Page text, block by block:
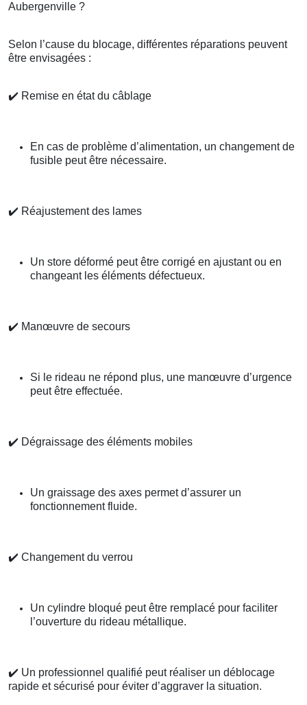
Aubergenville ?
Selon l’cause du blocage, différentes réparations peuvent
être envisagées :
✔️ Remise en état du câblage
En cas de problème d’alimentation, un changement de
fusible peut être nécessaire.
✔️ Réajustement des lames
Un store déformé peut être corrigé en ajustant ou en
changeant les éléments défectueux.
✔️ Manœuvre de secours
Si le rideau ne répond plus, une manœuvre d’urgence
peut être effectuée.
✔️ Dégraissage des éléments mobiles
Un graissage des axes permet d’assurer un
fonctionnement fluide.
✔️ Changement du verrou
Un cylindre bloqué peut être remplacé pour faciliter
l’ouverture du rideau métallique.
✔️ Un professionnel qualifié peut réaliser un déblocage
rapide et sécurisé pour éviter d’aggraver la situation.